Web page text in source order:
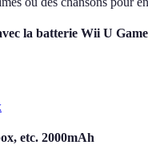
la batterie Wii U
etc. 2000mAh